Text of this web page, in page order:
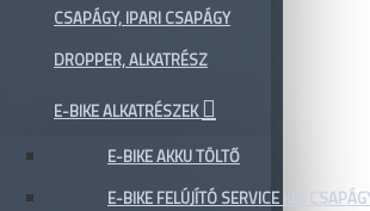
CSAPÁGY, IPARI CSAPÁGY
DROPPER, ALKATRÉSZ
E-BIKE ALKATRÉSZEK
E-BIKE AKKU TÖLTŐ
E-BIKE FELÚJÍTÓ SERVICE KIT,